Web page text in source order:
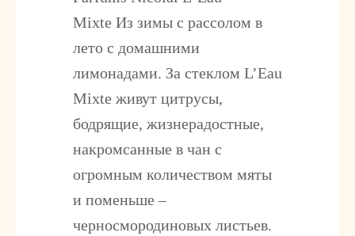
Mixte Из зимы с рассолом в
лето с домашними
лимонадами. За стеклом L’Eau
Mixte живут цитрусы,
бодрящие, жизнерадостные,
накромсанные в чан с
огромным количеством мяты
и поменьше –
черносмородиновых листьев.